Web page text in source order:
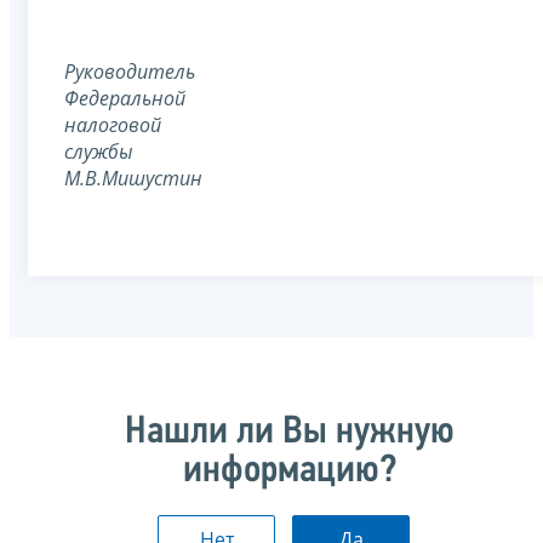
Руководитель
Федеральной
налоговой
службы
М.В.Мишустин
Нашли ли Вы нужную
информацию?